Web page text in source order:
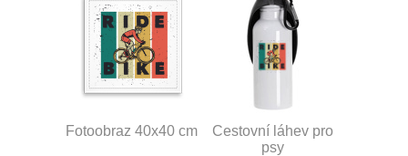
Fotoobraz 40x40 cm
Cestovní láhev pro
psy